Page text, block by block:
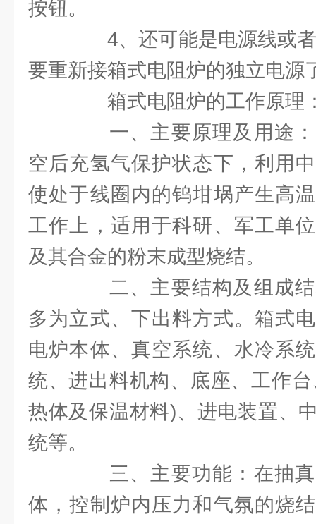
按钮。
4、还可能是电源线或者
要重新接箱式电阻炉的独立电源
箱式电阻炉的工作原理
一、主要原理及用途：
空后充氢气保护状态下，利用
使处于线圈内的钨坩埚产生高
工作上，适用于科研、军工单
及其合金的粉末成型烧结。
二、主要结构及组成结
多为立式、下出料方式。箱式
电炉本体、真空系统、水冷系
统、进出料机构、底座、工作
热体及保温材料)、进电装置、
统等。
三、主要功能：在抽真
体，控制炉内压力和气氛的烧